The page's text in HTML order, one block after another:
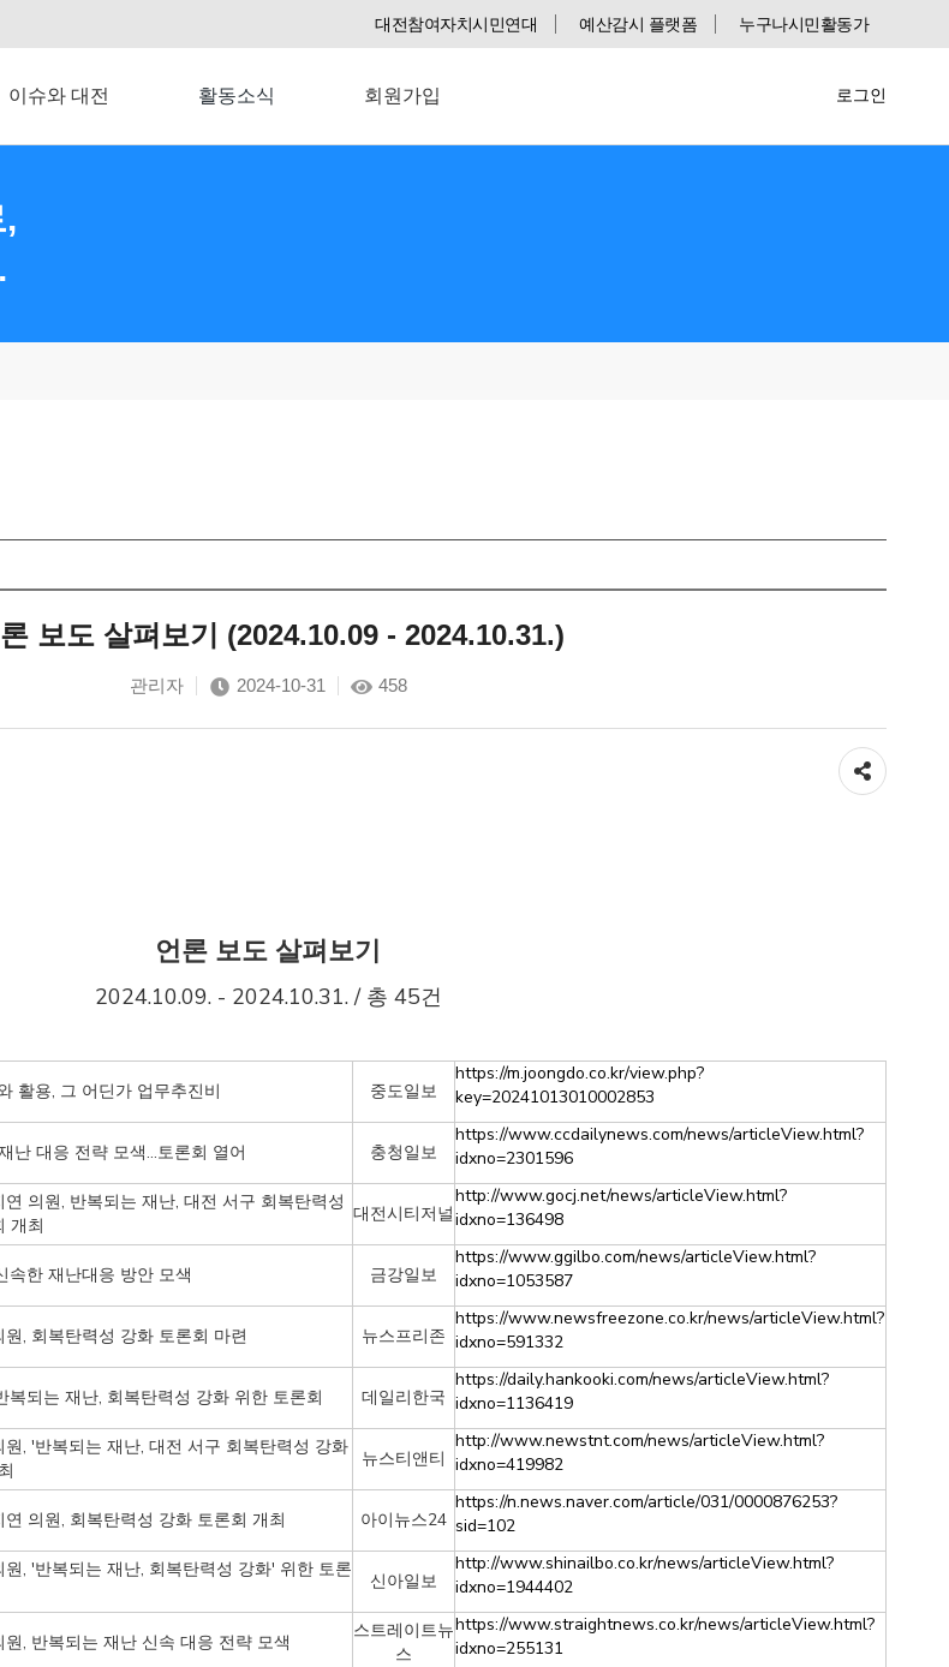
대전참여자치시민연대 예산감시 플랫폼 누구나시민활동가
로그인
이슈와 대전 활동소식 회원가입
보도 살펴보기 (2024.10.09 - 2024.10.31.)
관리자 2024-10-31 458
공유하기
언론 보도 살펴보기
2024.10.09. - 2024.10.31. / 총 45건
활용, 그 어딘가 업무추진비 중도일보
https://m.joongdo.co.kr/view.php?
key=20241013010002853
난 대응 전략 모색…토론회 열어 충청일보
https://www.ccdailynews.com/news/articleView.html?
idxno=2301596
의원, 반복되는 재난, 대전 서구 회복탄력성
개최
대전시티저널
http://www.gocj.net/news/articleView.html?
idxno=136498
속한 재난대응 방안 모색 금강일보
https://www.ggilbo.com/news/articleView.html?
idxno=1053587
, 회복탄력성 강화 토론회 마련 뉴스프리존
https://www.newsfreezone.co.kr/news/articleView.html?
idxno=591332
복되는 재난, 회복탄력성 강화 위한 토론회 데일리한국
https://daily.hankooki.com/news/articleView.html?
idxno=1136419
, '반복되는 재난, 대전 서구 회복탄력성 강화
뉴스티앤티
http://www.newstnt.com/news/articleView.html?
idxno=419982
의원, 회복탄력성 강화 토론회 개최 아이뉴스24
https://n.news.naver.com/article/031/0000876253?
sid=102
, '반복되는 재난, 회복탄력성 강화' 위한 토론
신아일보
http://www.shinailbo.co.kr/news/articleView.html?
idxno=1944402
, 반복되는 재난 신속 대응 전략 모색
스트레이트뉴
스
https://www.straightnews.co.kr/news/articleView.html?
idxno=255131